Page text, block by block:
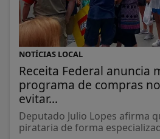
NOTÍCIAS LOCAL
Receita Federal anuncia
programa de compras
evitar...
Deputado Julio Lopes afirma
pirataria de forma